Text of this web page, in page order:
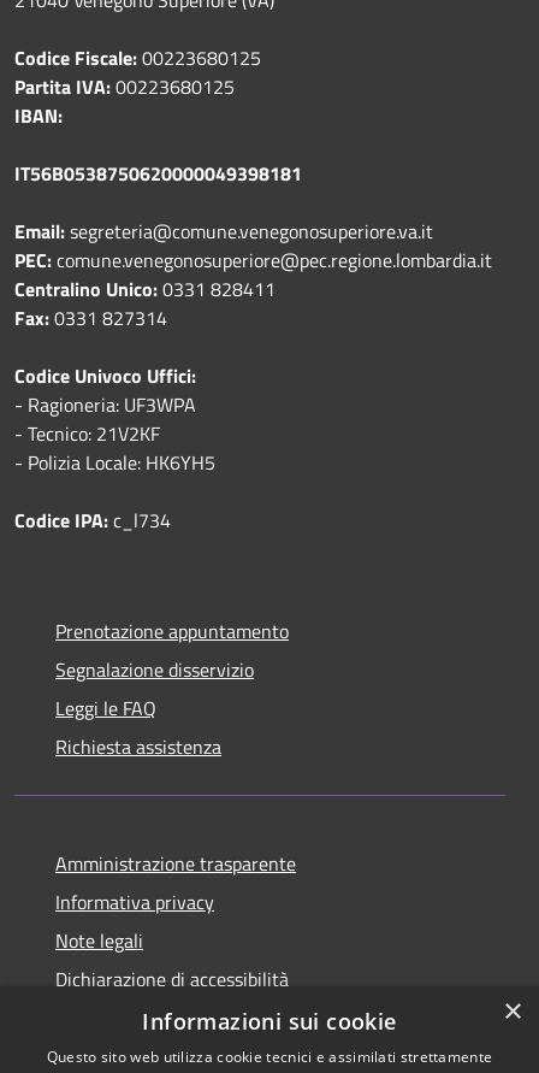
Codice Fiscale:00223680125
Partita IVA:00223680125
IBAN:
IT56B0538750620000049398181
Email:segreteria@comune.venegonosuperiore.va.it
PEC:comune.venegonosuperiore@pec.regione.lombardia.it
Centralino Unico:0331 828411
Fax:0331 827314
Codice Univoco Uffici:
- Ragioneria: UF3WPA
- Tecnico: 21V2KF
- Polizia Locale: HK6YH5
Codice IPA:c_l734
Prenotazione appuntamento
Segnalazione disservizio
Leggi le FAQ
Richiesta assistenza
Amministrazione trasparente
Informativa privacy
Note legali
Dichiarazione di accessibilità
×
Informazioni sui cookie
Questo sito web utilizza cookie tecnici e assimilati strettamente